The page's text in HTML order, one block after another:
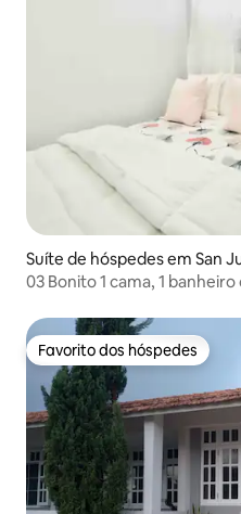
Suíte de hóspedes em San
03 Bonito 1 cama, 1
Favorito dos hóspedes
Favorito dos hóspedes